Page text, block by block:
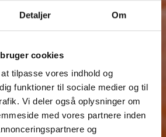
Detaljer Om
cookies
tilpasse vores indhold og
funktioner til sociale medier og til
Vi deler også oplysninger om
med vores partnere inden
og